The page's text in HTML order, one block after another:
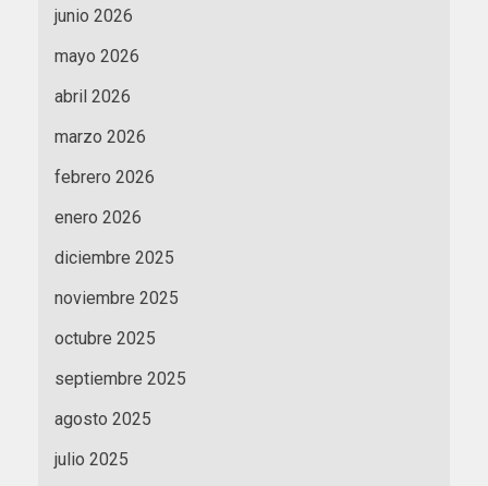
junio 2026
mayo 2026
abril 2026
marzo 2026
febrero 2026
enero 2026
diciembre 2025
noviembre 2025
octubre 2025
septiembre 2025
agosto 2025
julio 2025